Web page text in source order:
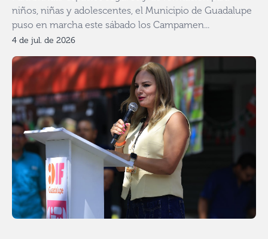
niños, niñas y adolescentes, el Municipio de Guadalupe
puso en marcha este sábado los Campamen...
4 de jul. de 2026